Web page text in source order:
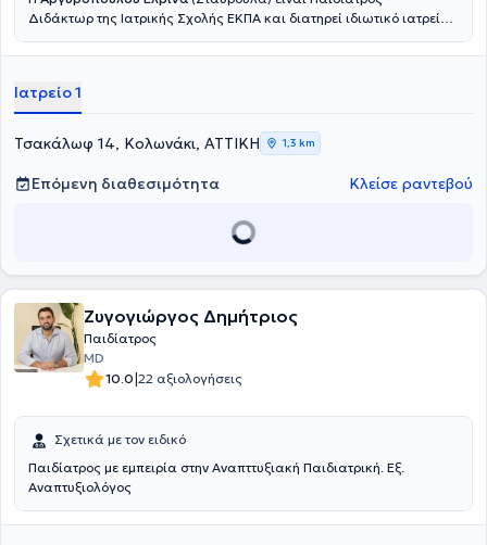
Διδάκτωρ της Ιατρικής Σχολής ΕΚΠΑ και διατηρεί ιδιωτικό ιατρείο
απόφοιτος της Ιατρικής Σχολής του Εθνικού και Καποδιστριακού
Πανεπιστημιακή Κλινική του Γενικού Νοσοκομείου Παίδων ''Π. & Α.
Κυριακού''. Απέκτησε τη διδακτορική της διατριβή τον Ιούλιο του
2025, για την οποία έλαβε υποτροφία και βραβεύθηκε από την
Ελληνική Διαβητολογική Εταιρεία. Έχει εμπειρία στην αντιμετώπιση
επειγόντων παιδιατρικών περιστατικών καθώς εργάσθηκε ως
Επιμελήτρια Παιδίατρος στο Τμήμα Επειγόντων Περιστατικών (ΤΕΠ)
Παιδίατρος στο Ιασώ Παίδων και είναι εξωτερικός συνεργάτης στο
Ιατρείο 1
Τσακάλωφ 14, Κολωνάκι, ΑΤΤΙΚΗ 1,3 km
Επόμενη διαθεσιμότητα Κλείσε ραντεβού
Ζυγογιώργος Δημήτριος
Παιδίατρος
MD
10.0|22 αξιολογήσεις
Σχετικά με τον ειδικό
Παιδίατρος με εμπειρία στην Αναπττυξιακή Παιδιατρική. Εξ.
Αναπτυξιολόγος